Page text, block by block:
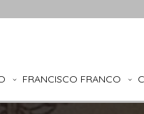
FRANCISCO FRANCO